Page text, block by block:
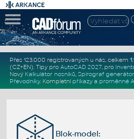
Přes 123.000 registrovaných u nás, celkem
(CZ+EN). Tipy pro AutoCAD 2027, pro
Nový Kalkulátor nosníků, Spirograf generátor
Převodníky. Kompletní příkazya proměnné
Blok-model: